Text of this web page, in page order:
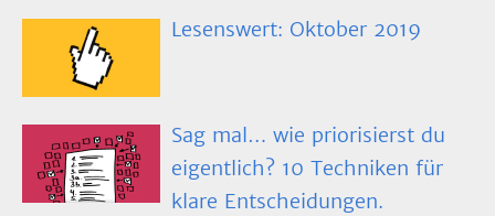
Lesenswert: Oktober 2019
Sag mal… wie priorisierst du
eigentlich? 10 Techniken für
klare Entscheidungen.